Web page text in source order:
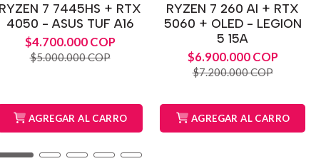
RYZEN 7 7445HS + RTX
4050 - ASUS TUF A16
$4.700.000 COP
$5.000.000 COP
AGREGAR AL CARRO
RYZEN 7 260 AI + RTX
5060 + OLED - LEGION
5 15A
$6.900.000 COP
$7.200.000 COP
AGREGAR AL CARRO